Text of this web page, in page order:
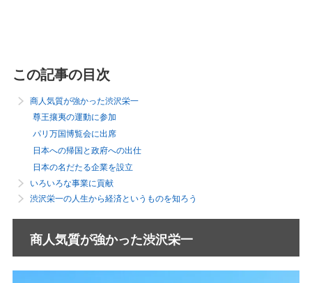
この記事の目次
商人気質が強かった渋沢栄一
尊王攘夷の運動に参加
パリ万国博覧会に出席
日本への帰国と政府への出仕
日本の名だたる企業を設立
いろいろな事業に貢献
渋沢栄一の人生から経済というものを知ろう
商人気質が強かった渋沢栄一